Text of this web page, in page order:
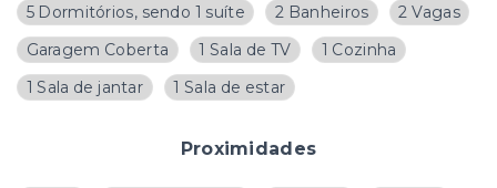
5 Dormitórios, sendo 1 suíte 2 Banheiros
2 Vagas
Garagem Coberta
1 Sala de TV
1 Cozinha
1 Sala de jantar
1 Sala de estar
Proximidades